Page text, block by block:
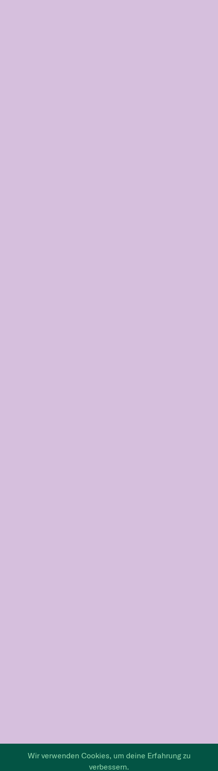
Wir verwenden Cookies, um deine Erfahrung zu
verbessern.